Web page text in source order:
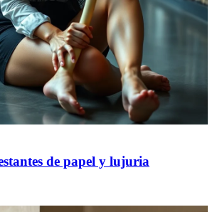
de papel y lujuria